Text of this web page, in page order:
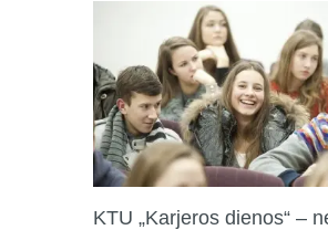
KTU „Karjeros dienos“ –